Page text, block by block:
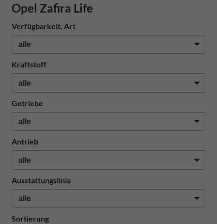
Opel Zafira Life
Verfügbarkeit, Art
Kraftstoff
Getriebe
Antrieb
Ausstattungslinie
Sortierung